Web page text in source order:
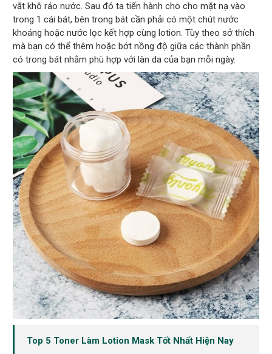
vắt khô ráo nước. Sau đó ta tiến hành cho cho mặt nạ vào
trong 1 cái bát, bên trong bát cần phải có một chút nước
khoáng hoặc nước lọc kết hợp cùng lotion. Tùy theo sở thích
mà bạn có thể thêm hoặc bớt nồng độ giữa các thành phần
có trong bát nhằm phù hợp với làn da của bạn mỗi ngày.
Top 5 Toner Làm Lotion Mask Tốt Nhất Hiện Nay